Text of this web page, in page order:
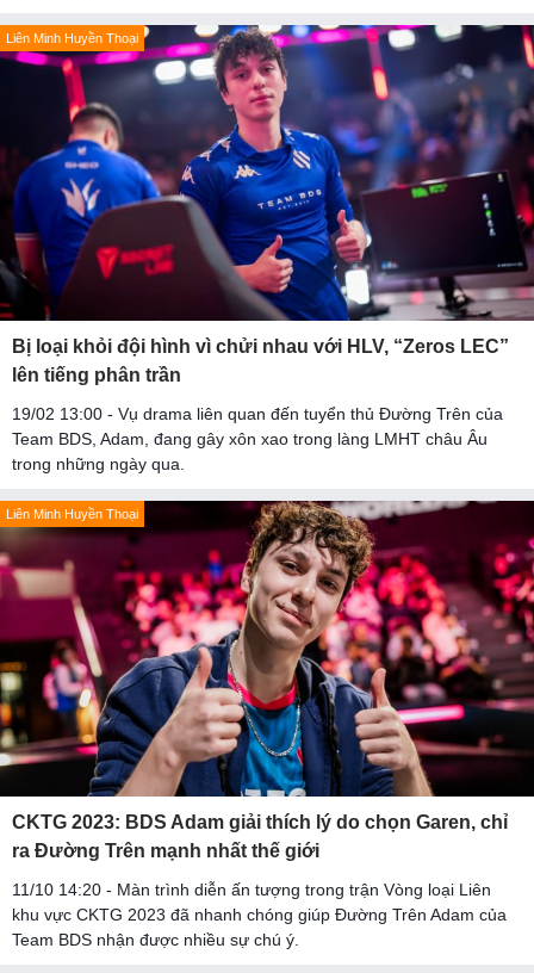
Liên Minh Huyền Thoại
Bị loại khỏi đội hình vì chửi nhau với HLV, “Zeros LEC”
lên tiếng phân trần
19/02 13:00 - Vụ drama liên quan đến tuyển thủ Đường Trên của
Team BDS, Adam, đang gây xôn xao trong làng LMHT châu Âu
trong những ngày qua.
Liên Minh Huyền Thoại
CKTG 2023: BDS Adam giải thích lý do chọn Garen, chỉ
ra Đường Trên mạnh nhất thế giới
11/10 14:20 - Màn trình diễn ấn tượng trong trận Vòng loại Liên
khu vực CKTG 2023 đã nhanh chóng giúp Đường Trên Adam của
Team BDS nhận được nhiều sự chú ý.